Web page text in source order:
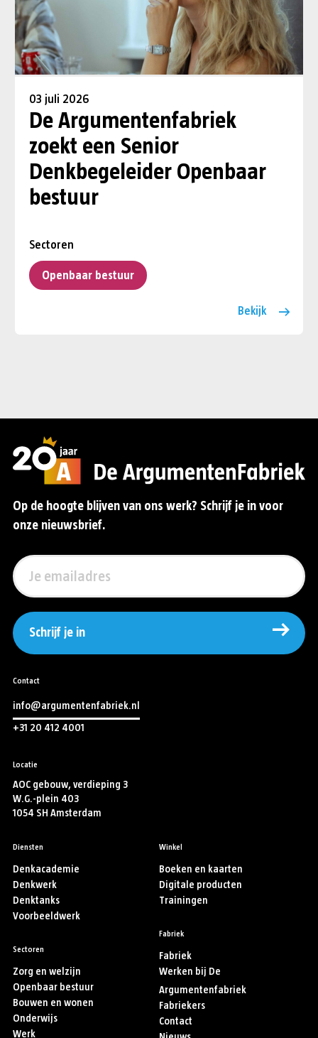
03 juli 2026
De Argumentenfabriek
zoekt een Senior
Denkbegeleider Openbaar
bestuur
Sectoren
Openbaar bestuur
Bekijk
Op de hoogte blijven van ons werk? Schrijf je in voor
onze nieuwsbrief.
Schrijf je in
Contact
info@argumentenfabriek.nl
+31 20 412 4001
Locatie
AOC gebouw, verdieping 3
W.G.-plein 403
1054 SH Amsterdam
Diensten
Denkacademie
Denkwerk
Denktanks
Voorbeeldwerk
Sectoren
Zorg en welzijn
Openbaar bestuur
Bouwen en wonen
Onderwijs
Werk
Winkel
Boeken en kaarten
Digitale producten
Trainingen
Fabriek
Fabriek
Werken bij De
Argumentenfabriek
Fabriekers
Contact